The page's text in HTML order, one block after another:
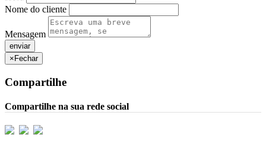
Nome do cliente
Mensagem
× Fechar
Compartilhe
Compartilhe na sua rede social